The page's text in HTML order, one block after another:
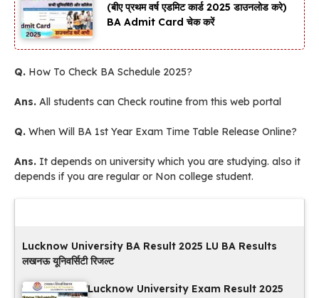
(बीए प्रथम वर्ष एडमिट कार्ड 2025 डाउनलोड करे)
BA Admit Card चेक करें
Q. How To Check BA Schedule 2025?
Ans. All students can Check routine from this web portal
Q. When Will BA 1st Year Exam Time Table Release Online?
Ans. It depends on university which you are studying. also it
depends if you are regular or Non college student.
Lucknow University BA Result 2025 LU BA Results
लखनऊ यूनिवर्सिटी रिजल्ट
Lucknow University Exam Result 2025